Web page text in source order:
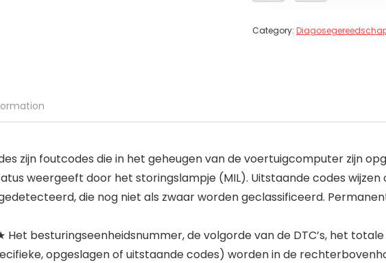
Category:
zijn foutcodes die in het geheugen van de voertuigcomputer zijn
weergeeft door het storingslampje (MIL). Uitstaande codes
die nog niet als zwaar worden geclassificeerd.
Het besturingseenheidsnummer, de volgorde van de DTC’s, het
opgeslagen of uitstaande codes) worden in de